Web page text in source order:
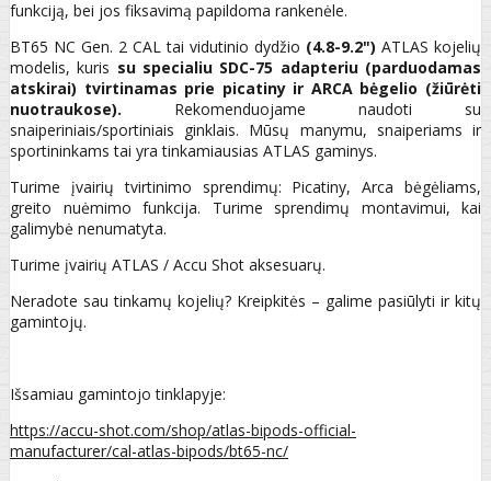
funkciją, bei jos fiksavimą papildoma rankenėle.
BT65 NC Gen. 2 CAL tai vidutinio dydžio (4.8-9.2") ATLAS kojelių
modelis, kuris su specialiu SDC-75 adapteriu (parduodamas
atskirai) tvirtinamas prie picatiny ir ARCA bėgelio (žiūrėti
nuotraukose). Rekomenduojame naudoti su
snaiperiniais/sportiniais ginklais. Mūsų manymu, snaiperiams ir
sportininkams tai yra tinkamiausias ATLAS gaminys.
Turime įvairių tvirtinimo sprendimų: Picatiny, Arca bėgėliams,
greito nuėmimo funkcija. Turime sprendimų montavimui, kai
galimybė nenumatyta.
Turime įvairių ATLAS / Accu Shot aksesuarų.
Neradote sau tinkamų kojelių? Kreipkitės – galime pasiūlyti ir kitų
gamintojų.
Išsamiau gamintojo tinklapyje:
https://accu-shot.com/shop/atlas-bipods-official-
manufacturer/cal-atlas-bipods/bt65-nc/